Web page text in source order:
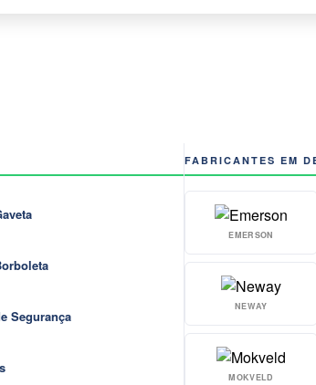
Segurança
FABRICANTES EM
EMERSON
NEWAY
MOKVELD